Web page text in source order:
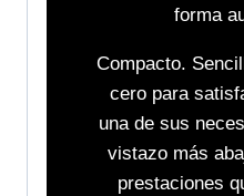
forma
Compacto.
cero para
una de sus
vistazo más
prestaciones